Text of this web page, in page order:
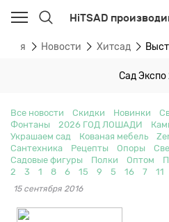
HiTSAD
Новости Хитсад
Сад Экспо
Все новости Скидки Новинки
Фонтаны
2026 ГОД ЛОШАДИ
Украшаем сад
Кованая мебель
Сантехника
Рецепты Опоры
Садовые фигуры
Полки Оптом
2
3 1 8 6 15 9 5 16 7 11
15 сентября 2016